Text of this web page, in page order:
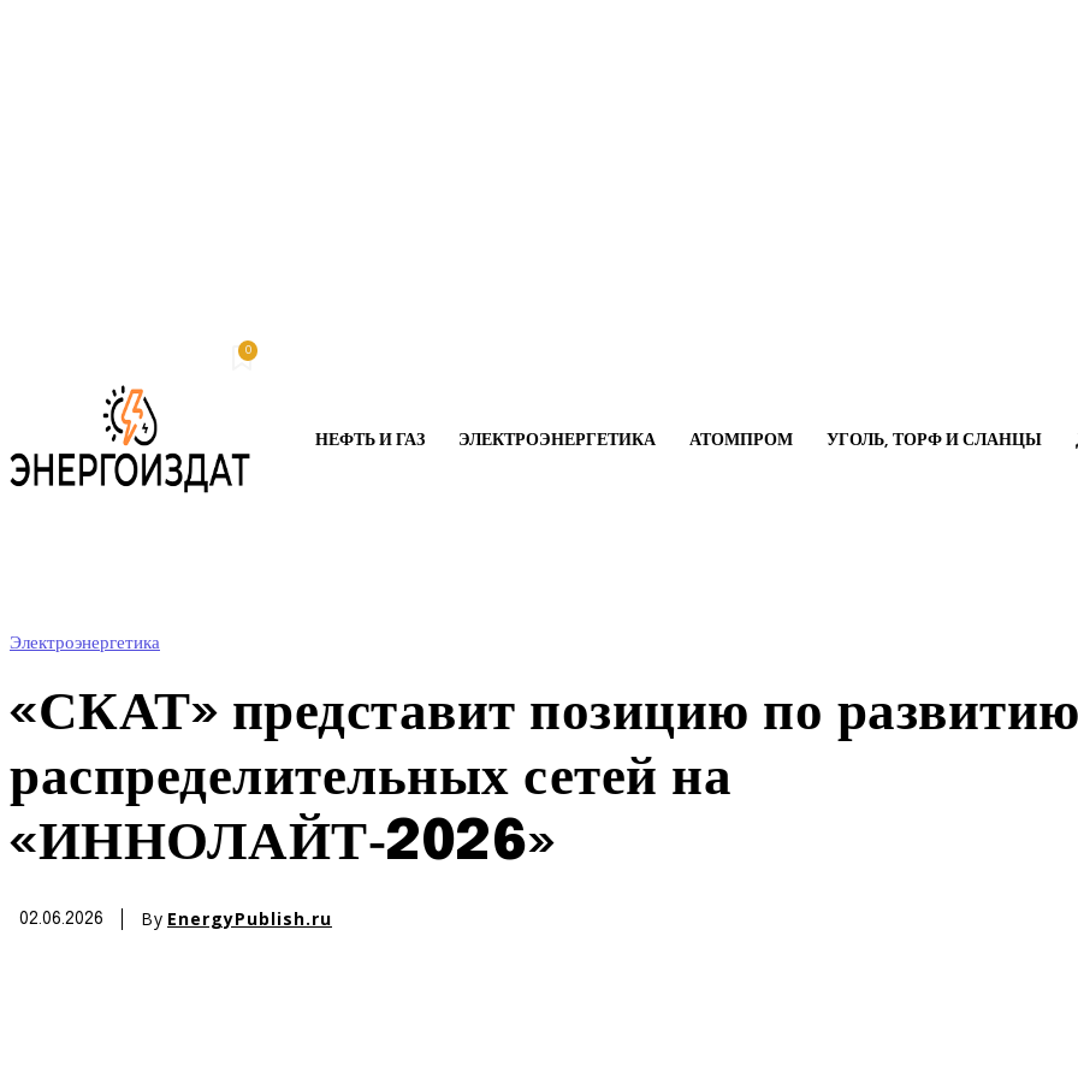
0
НЕФТЬ И ГАЗ ЭЛЕКТРОЭНЕРГЕТИКА АТОМПРОМ УГОЛЬ, ТОРФ И СЛАНЦЫ
Электроэнергетика
«СКАТ» представит позицию по
распределительных сетей на
«ИННОЛАЙТ‑2026»
02.06.2026 By EnergyPublish.ru